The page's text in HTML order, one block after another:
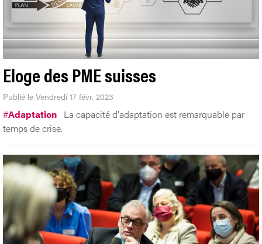
Eloge des PME suisses
Publié le Vendredi 17 févr. 2023
#Adaptation La capacité d'adaptation est remarquable par
temps de crise.